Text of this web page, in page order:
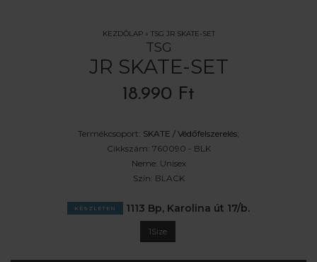
KEZDŐLAP» TSG JR SKATE-SET
TSG
JR SKATE-SET
18.990 Ft
Termékcsoport: SKATE / Védőfelszerelés;
Cikkszám: 760090 - BLK
Neme: Unisex
Szín: BLACK
KÉSZLETEN 1113 Bp, Karolina út 17/b.
1Size